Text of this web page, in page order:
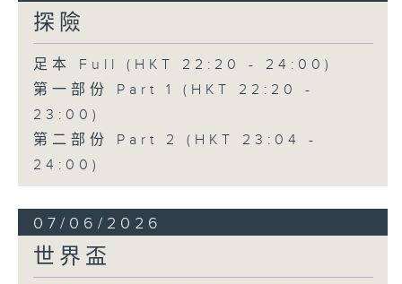
探險
足本 Full (HKT 22:20 - 24:00)
第一部份 Part 1 (HKT 22:20 -
23:00)
第二部份 Part 2 (HKT 23:04 -
24:00)
07/06/2026
世界盃